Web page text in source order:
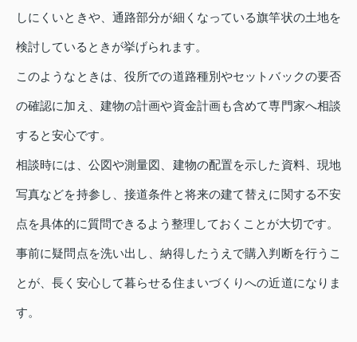
しにくいときや、通路部分が細くなっている旗竿状の土地を
検討しているときが挙げられます。
このようなときは、役所での道路種別やセットバックの要否
の確認に加え、建物の計画や資金計画も含めて専門家へ相談
すると安心です。
相談時には、公図や測量図、建物の配置を示した資料、現地
写真などを持参し、接道条件と将来の建て替えに関する不安
点を具体的に質問できるよう整理しておくことが大切です。
事前に疑問点を洗い出し、納得したうえで購入判断を行うこ
とが、長く安心して暮らせる住まいづくりへの近道になりま
す。